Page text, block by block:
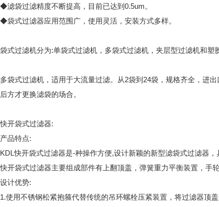
◆滤袋过滤精度不断提高，目前已达到0.5um。
◆袋式过滤器应用范围广，使用灵活，安装方式多样。
袋式过滤机分为:单袋式过滤机，多袋式过滤机，夹层型过滤机和塑
多袋式过滤机，适用于大流量过滤。从2袋到24袋，规格齐全，进
后方才更换滤袋的场合。
快开袋式过滤器:
产品特点:
KDL快开袋式过滤器是-种操作方便,设计新颖的新型滤袋式过滤器
快开袋式过滤器主要组成部件有上翻顶盖，弹簧重力平衡装置，手
设计优势:
1.使用不锈钢松紧抱箍代替传统的吊环螺栓压紧装置，将过滤器顶